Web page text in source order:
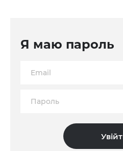
Я маю пароль